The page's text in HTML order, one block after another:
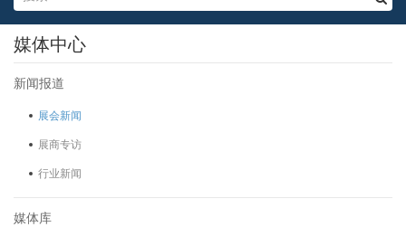
媒体中心
新闻报道
展会新闻
展商专访
行业新闻
媒体库